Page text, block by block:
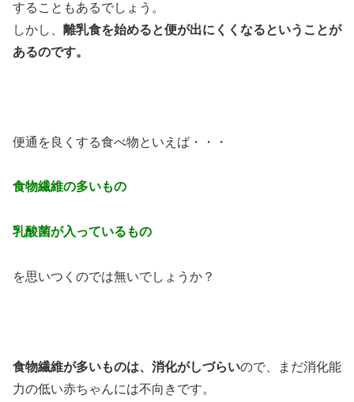
することもあるでしょう。
しかし、 離乳食を始めると便が出にくくなるということが
あるのです。
便通を良くする食べ物といえば・・・
食物繊維の多いもの
乳酸菌が入っているもの
を思いつくのでは無いでしょうか？
食物繊維が多いものは、消化がしづらいので、まだ消化能
力の低い赤ちゃんには不向きです。